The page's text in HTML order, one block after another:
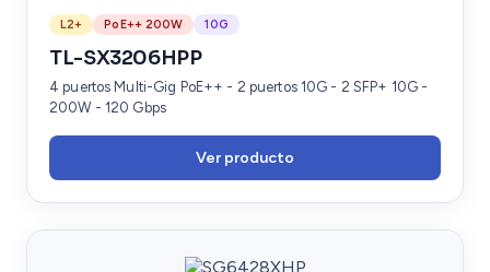
L2+ PoE++ 200W 10G
TL-SX3206HPP
4 puertos Multi-Gig PoE++ - 2 puertos 10G - 2 SFP+ 10G -
200W - 120 Gbps
Ver producto